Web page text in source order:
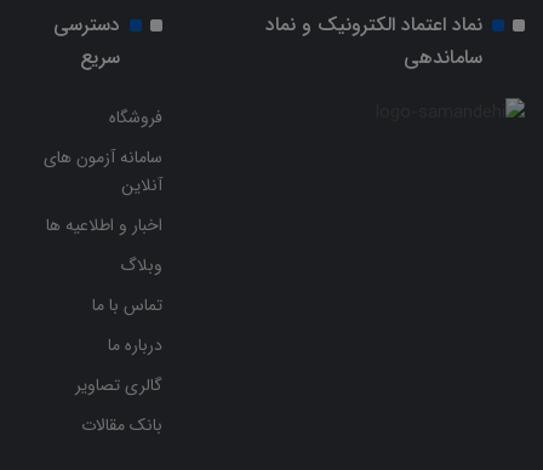
نماد اعتماد الکترونیک و نماد
ساماندهی
دسترسی
سریع
فروشگاه
سامانه آزمون های
آنلاین
اخبار و اطلاعیه ها
وبلاگ
تماس با ما
درباره ما
گالری تصاویر
بانک مقالات